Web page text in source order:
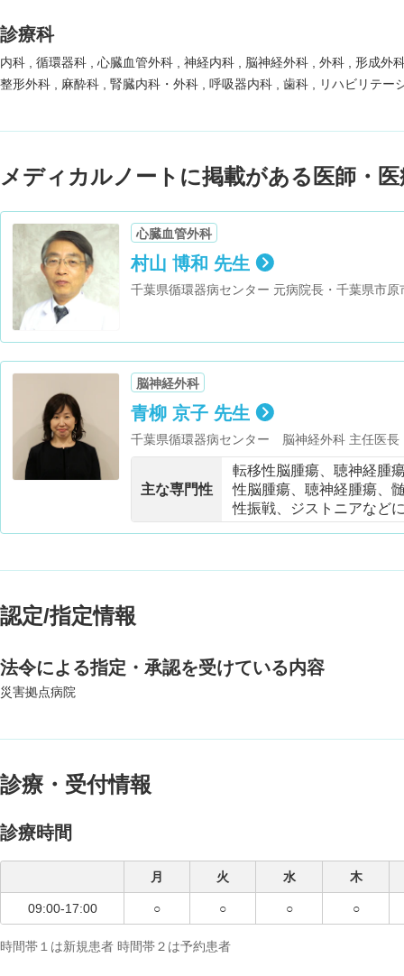
診療科
内科 循環器科 心臓血管外科 神経内科 脳神経外科 外科
形成外
整形外科
麻酔科 腎臓内科・外科 呼吸器内科 歯科 リハビリテー
メディカルノートに掲載がある医師・
心臓血管外科
村山 博和 先生
千葉県循環器病センター 元病院長・千葉県市
員・日本医療コンフリクト・マネジメント学会
保有・医療メディエータ協会認定トレーナー 保
脳神経外科
青柳 京子 先生
千葉県循環器病センター 脳神経外科 主任医長
位放射線治療学会 会員・日本放射線腫瘍学会
主な専門性
転移性脳腫瘍、聴神経腫
性脳腫瘍、聴神経腫瘍、
性振戦、ジストニアなど
認定/指定情報
法令による指定・承認を受けている内容
災害拠点病院
診療・受付情報
診療時間
月 火 水 木
09:00-17:00 ○ ○ ○ ○
時間帯１は新規患者 時間帯２は予約患者